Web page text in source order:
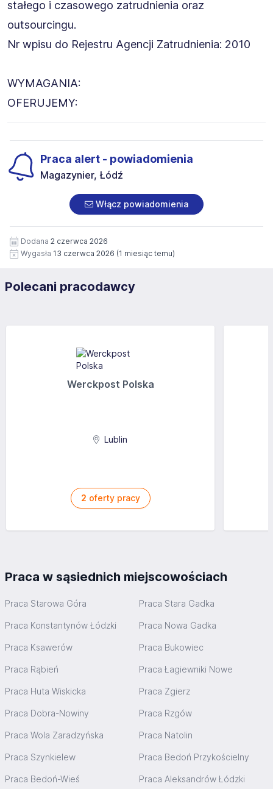
stałego i czasowego zatrudnienia oraz
outsourcingu.
Nr wpisu do Rejestru Agencji Zatrudnienia: 2010
WYMAGANIA:
OFERUJEMY:
Praca alert - powiadomienia
Magazynier, Łódź
Włącz powiadomienia
Dodana 2 czerwca 2026
Wygasła 13 czerwca 2026 (1 miesiąc temu)
Polecani pracodawcy
Werckpost Polska
Lublin
2 oferty pracy
Praca w sąsiednich miejscowościach
Praca Starowa Góra Praca Stara Gadka
Praca Konstantynów Łódzki Praca Nowa Gadka
Praca Ksawerów Praca Bukowiec
Praca Rąbień Praca Łagiewniki Nowe
Praca Huta Wiskicka Praca Zgierz
Praca Dobra-Nowiny Praca Rzgów
Praca Wola Zaradzyńska Praca Natolin
Praca Szynkielew Praca Bedoń Przykościelny
Praca Bedoń-Wieś Praca Aleksandrów Łódzki